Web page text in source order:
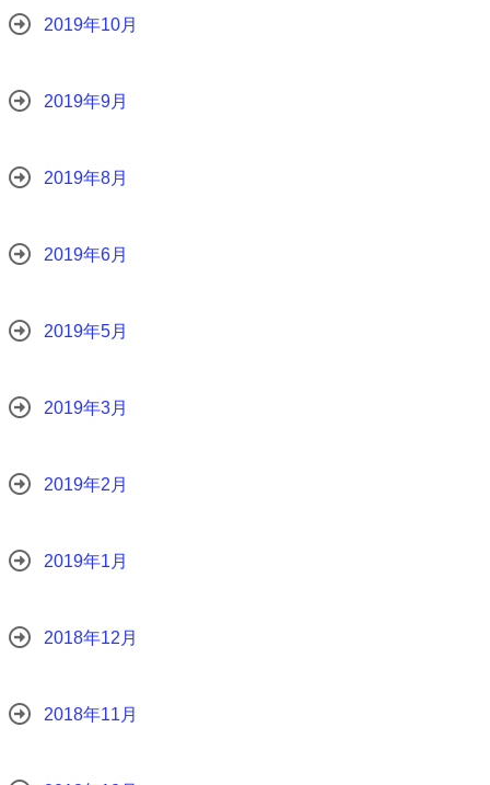
2019年10月
2019年9月
2019年8月
2019年6月
2019年5月
2019年3月
2019年2月
2019年1月
2018年12月
2018年11月